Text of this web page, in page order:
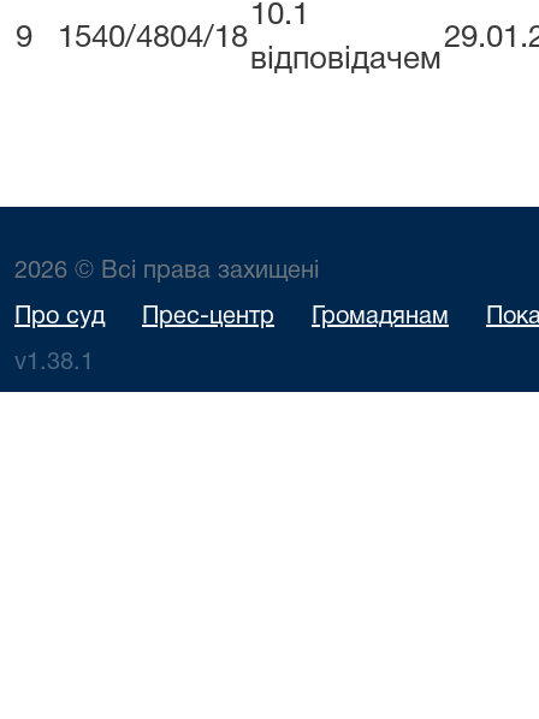
9 1540/4804/18
10.1
відповідачем
2026 © Всі права захищені
Про суд Прес-центр Громадянам
v1.38.1